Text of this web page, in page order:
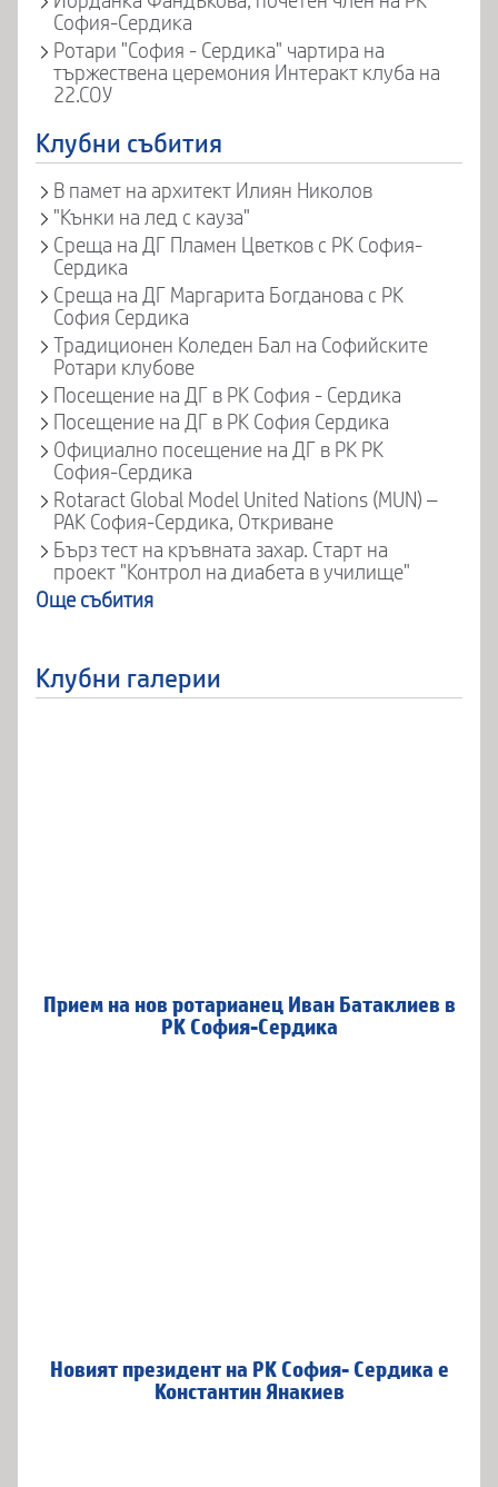
София-Сердика
Ротари "София - Сердика" чартира на
тържествена церемония Интеракт клуба на
22.СОУ
Клубни събития
В памет на архитект Илиян Николов
"Кънки на лед с кауза"
Среща на ДГ Пламен Цветков с РК София-
Сердика
Среща на ДГ Маргарита Богданова с РК
София Сердика
Традиционен Коледен Бал на Софийските
Ротари клубове
Посещение на ДГ в РК София - Сердика
Посещение на ДГ в РК София Сердика
Официално посещение на ДГ в РК РК
София-Сердика
Rotaract Global Model United Nations (MUN) –
РАК София-Сердика, Откриване
Бърз тест на кръвната захар. Старт на
проект "Контрол на диабета в училище"
Още събития
Клубни галерии
Прием на нов ротарианец Иван Батаклиев в
РК София-Сердика
Новият президент на РК София- Сердика е
Константин Янакиев